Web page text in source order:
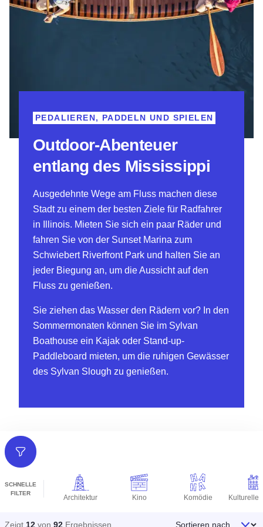
Outdoor-Abenteuer
entlang des Mississippi
PEDALIEREN, PADDELN UND SPIELEN
Ausgedehnte Wege am Fluss machen diese
Stadt zu einem der besten Ziele für Radfahrer
in Illinois. Mieten Sie sich ein paar Räder und
fahren Sie von der Sunset Marina zum
Schwiebert Riverfront Park und halten Sie an
jeder Biegung an, um die Aussicht auf den
Fluss zu genießen.
Sie ziehen das Wasser den Rädern vor? In den
Sommermonaten können Sie im Sylvan
Boathouse ein Kajak oder Stand-up-
Paddleboard mieten, um die ruhigen Gewässer
des Sylvan Slough zu genießen.
SCHNELLE
FILTER
Architektur Kino Komödie
Filter
Zeigt 12 von 92 Ergebnissen Sortieren nach